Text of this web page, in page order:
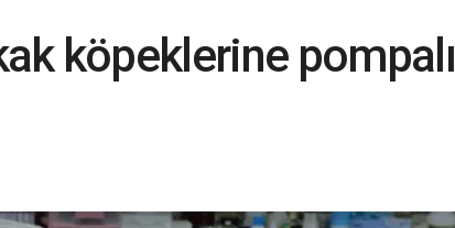
köpeklerine pompalı